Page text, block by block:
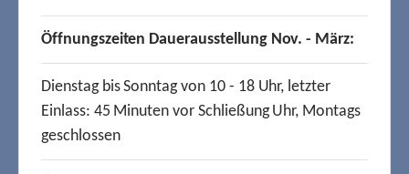
Öffnungszeiten Dauerausstellung Nov. - März:
Dienstag bis Sonntag von 10 - 18 Uhr, letzter
Einlass: 45 Minuten vor Schließung Uhr, Montags
geschlossen